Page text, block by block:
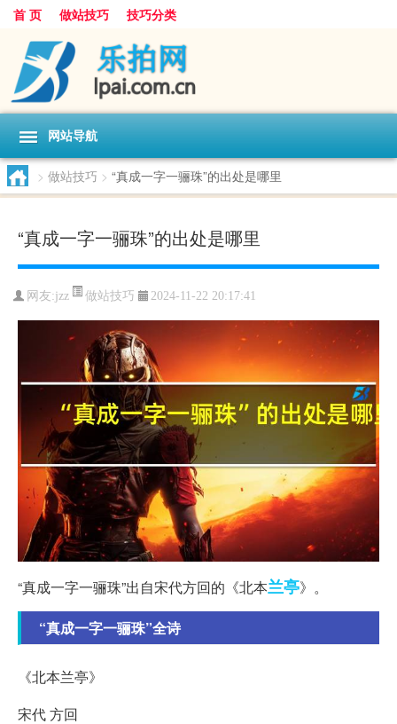
首 页 做站技巧 技巧分类
网站导航
> 做站技巧 > “真成一字一骊珠”的出处是哪里
“真成一字一骊珠”的出处是哪里
网友:jzz 做站技巧 2024-11-22 20:17:41
“真成一字一骊珠”出自宋代方回的《北本兰亭》。
“真成一字一骊珠”全诗
《北本兰亭》
宋代 方回